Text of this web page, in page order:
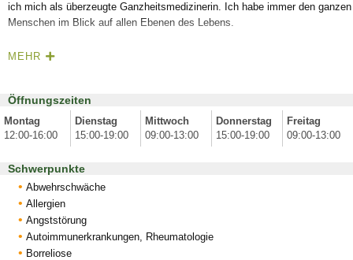
ich mich als überzeugte Ganzheitsmedizinerin. Ich habe immer den ganzen
Menschen im Blick auf allen Ebenen des Lebens.
MEHR
Öffnungszeiten
Montag
12:00-16:00
Dienstag
15:00-19:00
Mittwoch
09:00-13:00
Donnerstag
15:00-19:00
Freitag
09:00-13:00
Schwerpunkte
Abwehrschwäche
Allergien
Angststörung
Autoimmunerkrankungen, Rheumatologie
Borreliose